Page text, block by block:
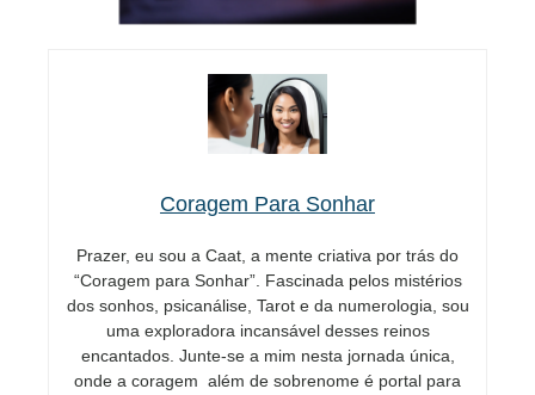
Coragem Para Sonhar
Prazer, eu sou a Caat, a mente criativa por trás do
“Coragem para Sonhar”. Fascinada pelos mistérios
dos sonhos, psicanálise, Tarot e da numerologia, sou
uma exploradora incansável desses reinos
encantados. Junte-se a mim nesta jornada única,
onde a coragem além de sobrenome é portal para